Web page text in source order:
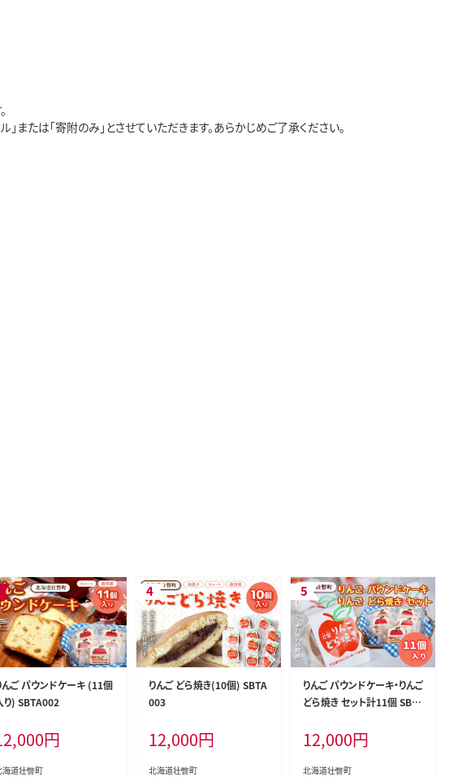
または「寄附のみ」とさせていただきます。あらかじめご了承ください。
んご パウンドケーキ (11個
り) SBTA002
円
海道壮瞥町
りんご どら焼き(10個) SBTA
003
12,000円
北海道壮瞥町
りんご パウンドケーキ・りんご
どら焼き セット計11個 SBT
12,000円
北海道壮瞥町